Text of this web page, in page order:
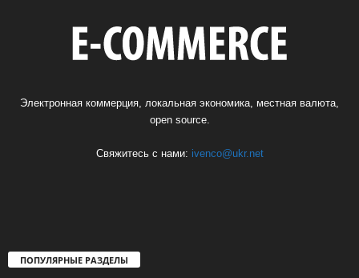
Электронная коммерция, локальная экономика, местная валюта,
open source.
Свяжитесь с нами: ivenco@ukr.net
ПОПУЛЯРНЫЕ РАЗДЕЛЫ